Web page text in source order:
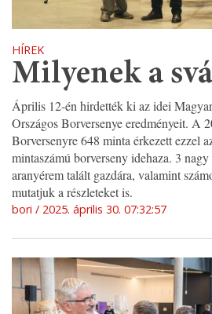
HÍREK
Milyenek a
Április 12-én hirdették ki az idei
Országos Borversenye eredményeit. A
Borversenyre 648 minta érkezett ezzel
mintaszámú borverseny idehaza. 3
aranyérem talált gazdára, valamint
mutatjuk a részleteket is.
bori 2025. április 30. 07:32:57